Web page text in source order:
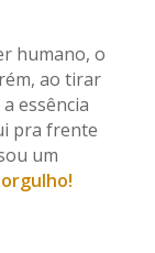
humano, o
ao tirar
essência
pra frente
um